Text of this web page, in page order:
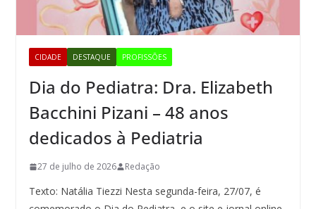
CIDADE DESTAQUE PROFISSÕES
Dia do Pediatra: Dra. Elizabeth
Bacchini Pizani – 48 anos
dedicados à Pediatria
27 de julho de 2026 Redação
Texto: Natália Tiezzi Nesta segunda-feira, 27/07, é